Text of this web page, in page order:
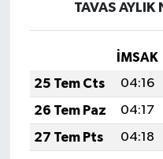
TAVAS AYLIK
İMSAK
25 Tem Cts
04:16
26 Tem Paz
04:17
27 Tem Pts
04:18